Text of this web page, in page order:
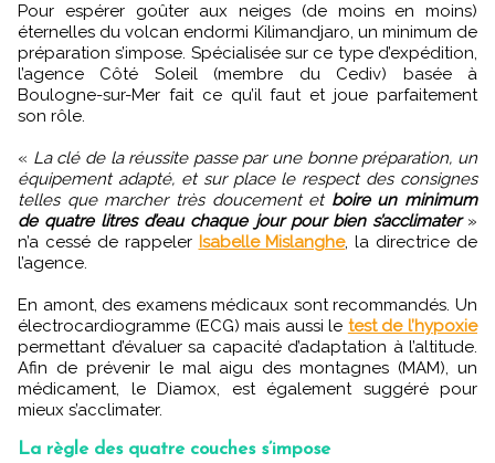
Pour espérer goûter aux neiges (de moins en moins)
éternelles du volcan endormi Kilimandjaro, un minimum de
préparation s’impose. Spécialisée sur ce type d’expédition,
l’agence Côté Soleil (membre du Cediv) basée à
Boulogne-sur-Mer fait ce qu’il faut et joue parfaitement
son rôle.
« La clé de la réussite passe par une bonne préparation, un
équipement adapté, et sur place le respect des consignes
telles que marcher très doucement et boire un minimum
de quatre litres d’eau chaque jour pour bien s’acclimater»
n’a cessé de rappeler Isabelle Mislanghe, la directrice de
l’agence.
En amont, des examens médicaux sont recommandés. Un
électrocardiogramme (ECG) mais aussi le test de l’hypoxie
permettant d’évaluer sa capacité d’adaptation à l’altitude.
Afin de prévenir le mal aigu des montagnes (MAM), un
médicament, le Diamox, est également suggéré pour
mieux s’acclimater.
La règle des quatre couches s’impose